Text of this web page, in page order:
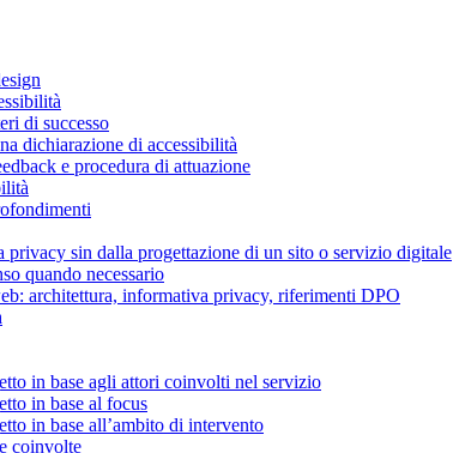
di successo
dichiarazione di accessibilità
e procedura di attuazione
privacy sin dalla progettazione di un sito o servizio digitale
quando necessario
architettura, informativa privacy, riferimenti DPO
in base agli attori coinvolti nel servizio
in base al focus
in base all’ambito di intervento
coinvolte